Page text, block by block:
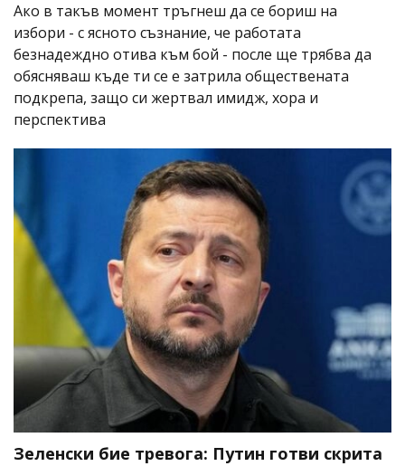
Ако в такъв момент тръгнеш да се бориш на
избори - с ясното съзнание, че работата
безнадеждно отива към бой - после ще трябва да
обясняваш къде ти се е затрила обществената
подкрепа, защо си жертвал имидж, хора и
перспектива
Зеленски бие тревога: Путин готви скрита